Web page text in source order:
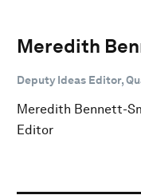
Meredith
Deputy Ideas Editor,
Meredith Bennett-
Editor